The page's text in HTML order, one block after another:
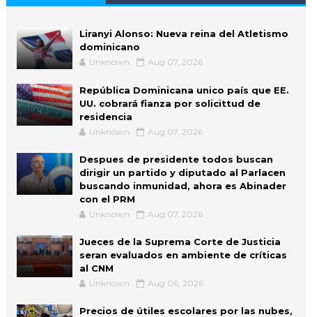
Liranyi Alonso: Nueva reina del Atletismo
dominicano
Unknown Aug 07, 2026
República Dominicana unico país que EE.
UU. cobrará fianza por solicittud de
residencia
Unknown Aug 07, 2026
Despues de presidente todos buscan
dirigir un partido y diputado al Parlacen
buscando inmunidad, ahora es Abinader
con el PRM
Unknown Aug 07, 2026
Jueces de la Suprema Corte de Justicia
seran evaluados en ambiente de críticas
al CNM
Unknown Aug 06, 2026
Precios de útiles escolares por las nubes,